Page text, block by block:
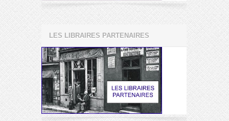
LES LIBRAIRES PARTENAIRES